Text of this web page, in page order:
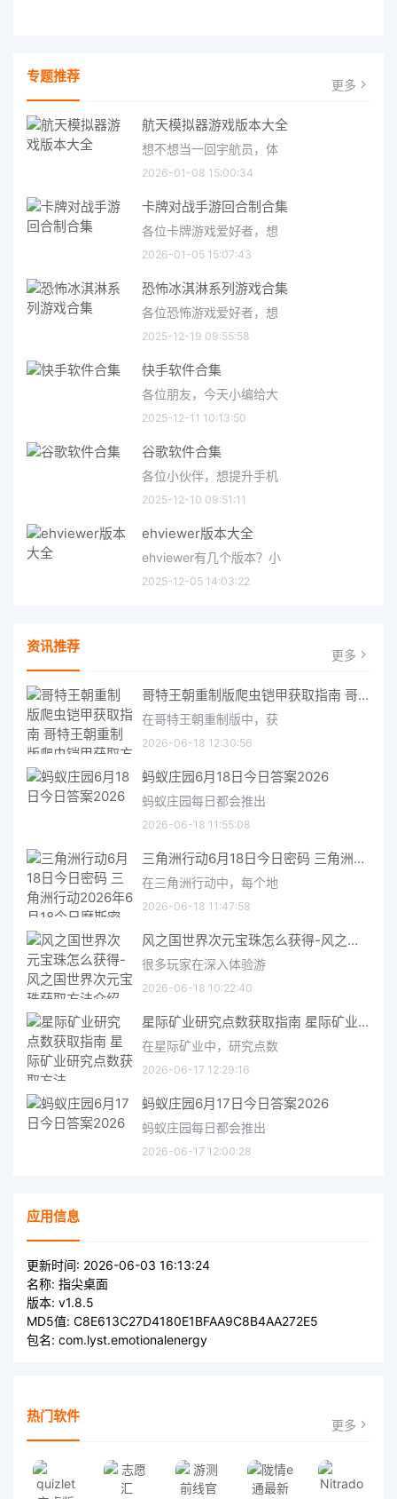
专题推荐 更多
航天模拟器游戏版本大全
想不想当一回宇航员，体
2026-01-08 15:00:34
卡牌对战手游回合制合集
各位卡牌游戏爱好者，想
2026-01-05 15:07:43
恐怖冰淇淋系列游戏合集
各位恐怖游戏爱好者，想
2025-12-19 09:55:58
快手软件合集
各位朋友，今天小编给大
2025-12-11 10:13:50
谷歌软件合集
各位小伙伴，想提升手机
2025-12-10 09:51:11
ehviewer版本大全
ehviewer有几个版本？小
2025-12-05 14:03:22
资讯推荐 更多
哥特王朝重制版爬虫铠甲获取指南 哥特王朝重制版爬虫铠甲获取方法
在哥特王朝重制版中，获
2026-06-18 12:30:56
蚂蚁庄园6月18日今日答案2026
蚂蚁庄园每日都会推出
2026-06-18 11:55:08
三角洲行动6月18日今日密码 三角洲行动2026年6月18今日摩斯密码分享
在三角洲行动中，每个地
2026-06-18 11:47:58
风之国世界次元宝珠怎么获得-风之国世界次元宝珠获取方法介绍
很多玩家在深入体验游
2026-06-18 10:22:40
星际矿业研究点数获取指南 星际矿业研究点数获取方法
在星际矿业中，研究点数
2026-06-17 12:29:16
蚂蚁庄园6月17日今日答案2026
蚂蚁庄园每日都会推出
2026-06-17 12:00:28
应用信息
更新时间: 2026-06-03 16:13:24
名称: 指尖桌面
版本: v1.8.5
MD5值: C8E613C27D4180E1BFAA9C8B4AA272E5
包名: com.lyst.emotionalenergy
热门软件 更多